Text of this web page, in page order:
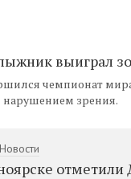
выиграл
чемпионат
нарушением зрения.
Новости
отметили